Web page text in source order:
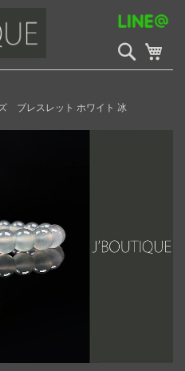
検
索
開
ブレスレット ホワイト 冰